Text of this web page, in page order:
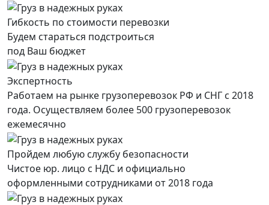
Гибкость по стоимости перевозки
Будем стараться подстроиться
под Ваш бюджет
Экспертность
Работаем на рынке грузоперевозок РФ и СНГ с 2018
года. Осуществляем более 500 грузоперевозок
ежемесячно
Пройдем любую службу безопасности
Чистое юр. лицо с НДС и официально
оформленными сотрудниками от 2018 года